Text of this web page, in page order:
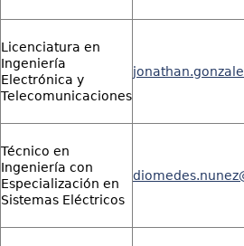
Licenciatura en
Ingeniería
Electrónica y
Telecomunicaciones
Técnico en
Ingeniería con
Especialización en
Sistemas Eléctricos